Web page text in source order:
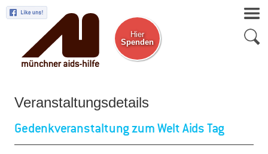
Hier
Spenden
Veranstaltungsdetails
Gedenkveranstaltung zum Welt Aids Tag